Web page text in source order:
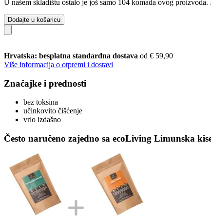
U našem skladištu ostalo je još samo 104 komada ovog
Dodajte u košaricu
Hrvatska: besplatna standardna dostava od € 59,90
Više informacija o otpremi i dostavi
Značajke i prednosti
bez toksina
učinkovito čišćenje
vrlo izdašno
Često naručeno zajedno sa ecoLiving Limunska